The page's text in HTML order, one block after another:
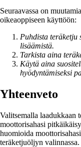
Seuraavassa on
oikeaoppiseen käyttöön:
Puhdista teräketju
lisäämistä.
Tarkista aina
Käytä aina
hyödyntämiseksi
Yhteenveto
Valitsemalla laadukkaan
moottorisahasi
huomioida
teräketjuöljyn valinnassa.